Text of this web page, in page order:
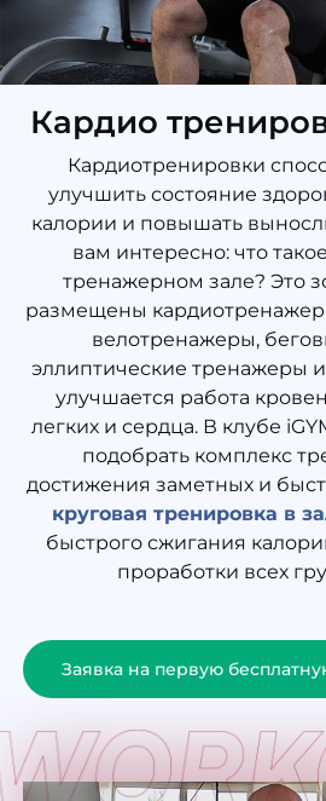
Кардио
Кардиотренировки
улучшить состояние
калории и повышать
вам интересно: что
тренажерном зале? Это
размещены
велотренажеры,
эллиптические тренажеры
улучшается работа
легких и сердца. В клубе
подобрать комплекс
достижения заметных и
круговая тренировка в
быстрого сжигания
проработки всех
Заявка на первую